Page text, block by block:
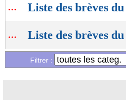
... Liste des brèves
... Liste des brèves
Filtrer :